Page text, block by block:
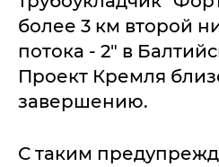
более 3 км второй
потока - 2" в
Проект Кремля
завершению.
С таким